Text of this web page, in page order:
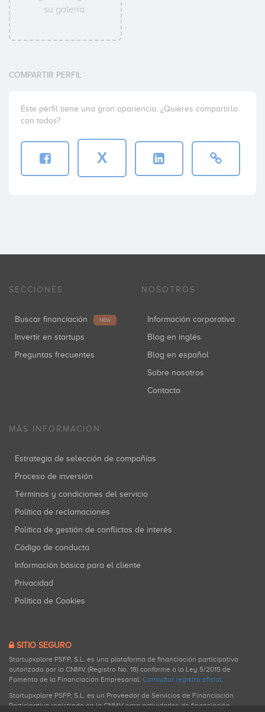
su galería.
COMPARTIR PERFIL
Este perfil tiene una gran apariencia. ¿Quieres compartirlo
con todos?
X
SECCIONES
Buscar financiación NEW
Invertir en startups
Preguntas frecuentes
NOSOTROS
Información corporativa
Blog en inglés
Blog en español
Sobre nosotros
Contacto
MÁS INFORMACIÓN
Estrategia de selección de compañías
Proceso de inversión
Términos y condiciones del servicio
Política de reclamaciones
Política de gestión de conflictos de interés
Código de conducta
Información básica para el cliente
Privacidad
Política de Cookies
SITIO SEGURO
Startupxplore PSFP, S.L. es una plataforma de financiación participativa
autorizada por la CNMV (Registro No. 18) conforme a la Ley 5/2015 de
Fomento de la Financiación Empresarial. Consultar registro oficial.
Startupxplore PSFP, S.L. es un Proveedor de Servicios de Financiación
Participativa registrado en la CNMV para actividades de financiación